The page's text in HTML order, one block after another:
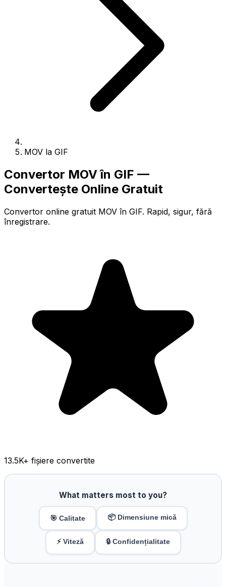
MOV la GIF
Convertor MOV în GIF —
Convertește Online Gratuit
Convertor online gratuit MOV în GIF. Rapid, sigur, fără
înregistrare.
13.5K+ fișiere convertite
What matters most to you?
🎯 Calitate 📦 Dimensiune mică
⚡ Viteză 🔒 Confidențialitate